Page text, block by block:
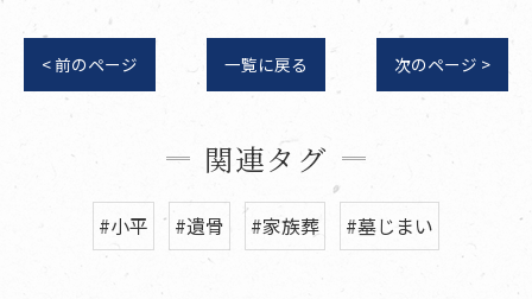
< 前のページ 一覧に戻る 次のページ >
関連タグ
#小平 #遺骨 #家族葬 #墓じまい